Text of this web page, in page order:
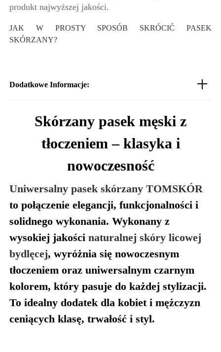
produkt najwyższej jakości.
JAK W PROSTY SPOSÓB SKRÓCIĆ PASEK
SKÓRZANY?
Dodatkowe Informacje:
Skórzany pasek męski z
tłoczeniem – klasyka i
nowoczesność
Uniwersalny pasek skórzany TOMSKÓR
to połączenie elegancji, funkcjonalności i
solidnego wykonania. Wykonany z
wysokiej jakości naturalnej skóry licowej
bydlęcej, wyróżnia się nowoczesnym
tłoczeniem oraz uniwersalnym czarnym
kolorem, który pasuje do każdej stylizacji.
To idealny dodatek dla kobiet i mężczyzn
ceniących klasę, trwałość i styl.